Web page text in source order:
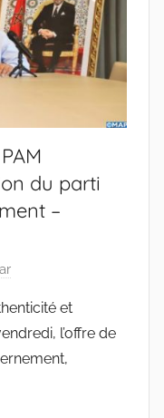
du parti
–
et
l’offre de